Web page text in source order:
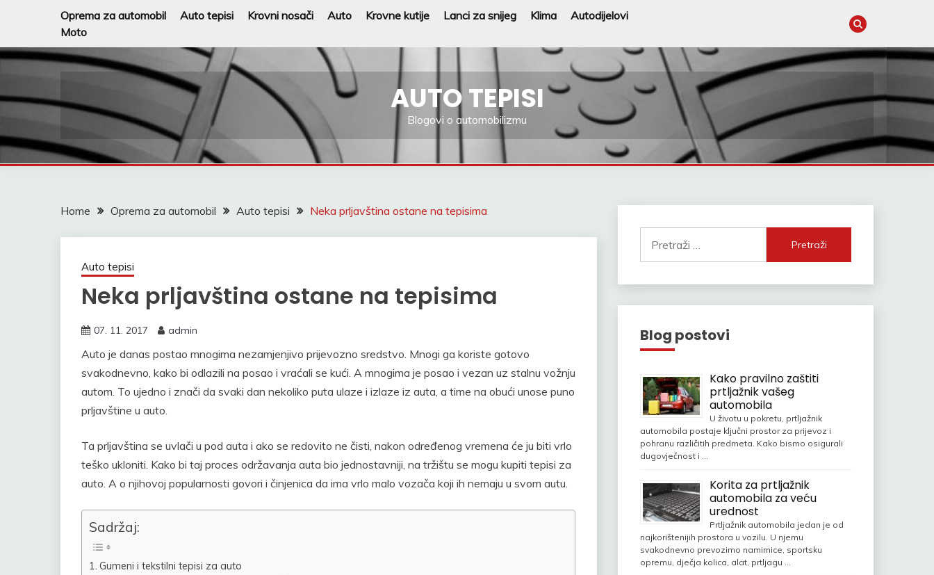
Oprema za automobil Auto tepisi Krovni nosači Auto Krovne kutije Lanci za snijeg Klima
Autodijelovi
Moto
AUTO TEPISI
Blogovi o automobilizmu
Home Oprema za automobil Auto tepisi Neka prljavština ostane na tepisima
Auto tepisi
Neka prljavština ostane na tepisima
07. 11. 2017 admin
Auto je danas postao mnogima nezamjenjivo prijevozno sredstvo. Mnogi ga koriste gotovo
svakodnevno, kako bi odlazili na posao i vraćali se kući. A mnogima je posao i vezan uz stalnu vožnju
autom. To ujedno i znači da svaki dan nekoliko puta ulaze i izlaze iz auta, a time na obući unose puno
prljavštine u auto.
Ta prljavština se uvlači u pod auta i ako se redovito ne čisti, nakon određenog vremena će ju biti vrlo
teško ukloniti. Kako bi taj proces održavanja auta bio jednostavniji, na tržištu se mogu kupiti tepisi za
auto. A o njihovoj popularnosti govori i činjenica da ima vrlo malo vozača koji ih nemaju u svom autu.
Sadržaj:
Gumeni i tekstilni tepisi za auto
Blog postovi
Kako pravilno zaštiti
prtljažnik vašeg
automobila
U životu u pokretu, prtljažnik
automobila postaje ključni prostor za prijevoz i
pohranu različitih predmeta. Kako bismo osigurali
dugovječnost i …
Korita za prtljažnik
automobila za veću
urednost
Prtljažnik automobila jedan je od
najkorištenijih prostora u vozilu. U njemu
svakodnevno prevozimo namirnice, sportsku
opremu, dječja kolica, alat, prtljagu …